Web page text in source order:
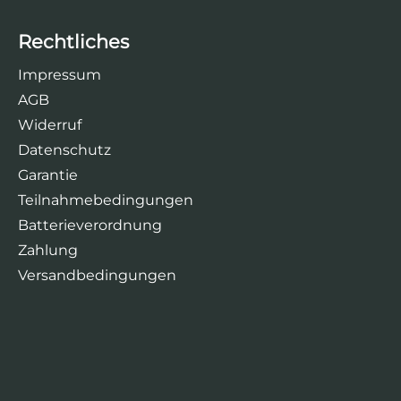
Rechtliches
Impressum
AGB
Widerruf
Datenschutz
Garantie
Teilnahmebedingungen
Batterieverordnung
Zahlung
Versandbedingungen